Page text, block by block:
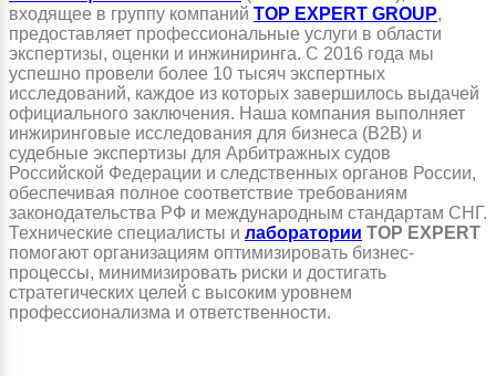
входящее в группу компаний TOP EXPERT GROUP,
предоставляет профессиональные услуги в области
экспертизы, оценки и инжиниринга. С 2016 года мы
успешно провели более 10 тысяч экспертных
исследований, каждое из которых завершилось выдачей
официального заключения. Наша компания выполняет
инжиринговые исследования для бизнеса (B2B) и
судебные экспертизы для Арбитражных судов
Российской Федерации и следственных органов России,
обеспечивая полное соответствие требованиям
законодательства РФ и международным стандартам СНГ.
Технические специалисты и лаборатории TOP EXPERT
помогают организациям оптимизировать бизнес-
процессы, минимизировать риски и достигать
стратегических целей с высоким уровнем
профессионализма и ответственности.